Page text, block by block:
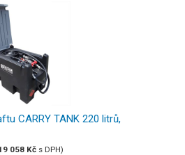
CARRY TANK 220 litrů,
058 Kč s DPH)